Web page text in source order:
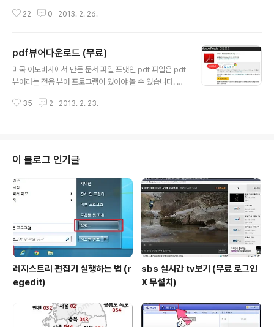
히 말해서 속도가 엄청 빠른 하드디스크 입니다. SSD는 U
없이 전기적인 동작만으로 데이터를 읽거나 씁니다. 그래
서 SSD의 데이터 접근속도는 하드디스크의 약 60배에 달
합니다. 그리고 데이터를 읽어들이는 속도는 평균적으로
다. 플래쉬메모리는 하드디스크 보다 훨씬 속도가 빠르고
22 0 2013. 2. 26.
pdf뷰어다운로드 (무료)
미국 어도비사에서 만든 문서 파일 포맷인 pdf 파일은 pdf
뷰어라는 전용 뷰어 프로그램이 있어야 볼 수 있습니다. p
pdf뷰어가 어도비 리더(Adobe Reader)입니다. pdf뷰
p://navercast.naver.com/contents.nhn?rid=122&
contents_id=7205 어도비리더 pdf뷰어 다운로드및 설
치 어도비 리더는 자주 업데이트가 되기 때문에 공식 홈페
이지에서 최신버전을 다운 받는 것이 좋습니다. 어도비 리
더 다운(어도비 홈페이지) http://ww..
35 2 2013. 2. 23.
이 블로그 인기글
레지스트리 편집기 실행하는 법 (r
egedit)
sbs 실시간 tv보기 (무료 로그인
X 무설치)